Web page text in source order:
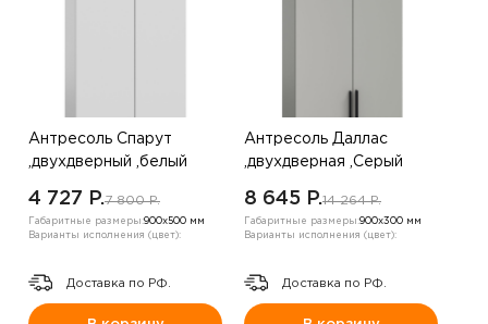
Антресоль Спарут
,двухдверный ,белый
4 727 P.7 800 P.
Габаритные размеры:900х500 мм
Варианты исполнения (цвет):
Доставка по РФ.
Антресоль Даллас
,двухдверная ,Серый
8 645 P.14 264 P.
Габаритные размеры:900х300 мм
Варианты исполнения (цвет):
Доставка по РФ.